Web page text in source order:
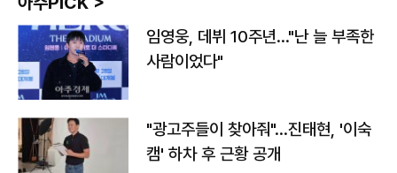
임영웅, 데뷔 10주년…"난 늘 부족한
사람이었다"
"광고주들이 찾아줘"…진태현, '이숙
캠' 하차 후 근황 공개